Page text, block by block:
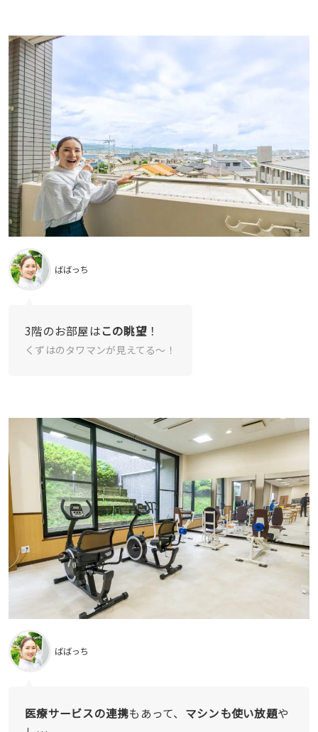
ばばっち
3階のお部屋はこの眺望！
くずはのタワマンが見えてる〜！
ばばっち
医療サービスの連携もあって、 マシンも使い放題や